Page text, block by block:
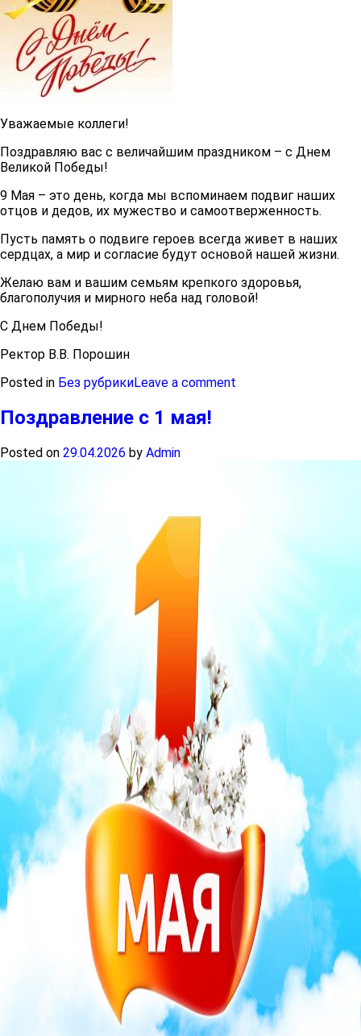
Уважаемые коллеги!
Поздравляю вас с величайшим праздником – с Днем
Великой Победы!
9 Мая – это день, когда мы вспоминаем подвиг наших
отцов и дедов, их мужество и самоотверженность.
Пусть память о подвиге героев всегда живет в наших
сердцах, а мир и согласие будут основой нашей жизни.
Желаю вам и вашим семьям крепкого здоровья,
благополучия и мирного неба над головой!
С Днем Победы!
Ректор В.В. Порошин
Posted in Без рубрикиLeave a comment
Поздравление с 1 мая!
Posted on 29.04.2026 by Admin